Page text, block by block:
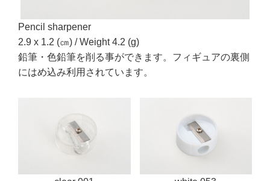
Pencil sharpener
2.9 x 1.2 (㎝) / Weight 4.2 (g)
鉛筆・色鉛筆を削る事ができます。フィギュアの裏側
にはめ込み利用されています。